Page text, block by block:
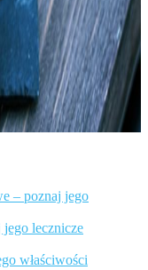
– poznaj jego
jego lecznicze
właściwości